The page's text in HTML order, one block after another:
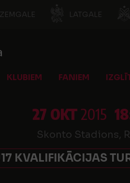
ZEMGALE LATGALE
KLUBIEM FANIEM
27 OKT2015
Skonto Stadions,
KVALIFIKĀCIJAS